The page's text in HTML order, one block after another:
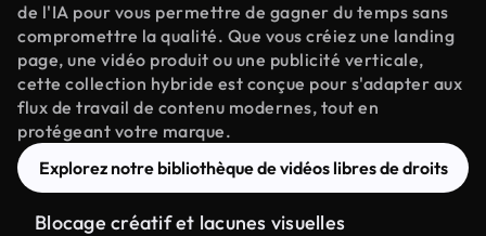
de l'IA pour vous permettre de gagner du temps sans
compromettre la qualité. Que vous créiez une landing
page, une vidéo produit ou une publicité verticale,
cette collection hybride est conçue pour s'adapter aux
flux de travail de contenu modernes, tout en
protégeant votre marque.
Explorez notre bibliothèque de vidéos libres de droits
Blocage créatif et lacunes visuelles